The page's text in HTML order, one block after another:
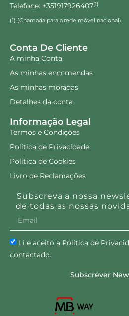
Telefone: +351917926407(1)
(1) (Chamada para a rede móvel nacional)
Conta De Cliente
A minha Conta
As minhas encomendas
As minhas moradas
Detalhes da conta
Informação Legal
Termos e Condições
Política de Privacidade
Política de Cookies
Livro de Reclamações
Subscreva a nossa
de todas as nossas
Li e aceito a Política de
contactado.
Subscrever